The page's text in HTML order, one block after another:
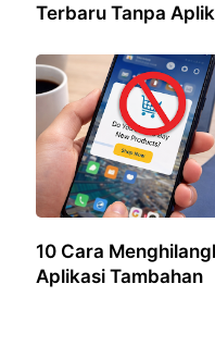
Terbaru Tanpa
10 Cara
Aplikasi Tambahan